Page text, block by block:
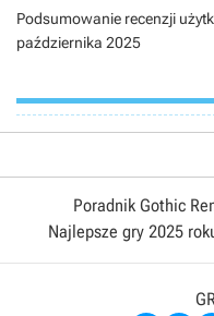
Podsumowanie recenzji
października 2025
Poradnik Gothic
Najlepsze gry 2025